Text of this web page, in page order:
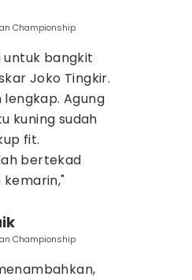
Championship
untuk bangkit
Joko Tingkir.
lengkap. Agung
kuning sudah
fit.
bertekad
Championship